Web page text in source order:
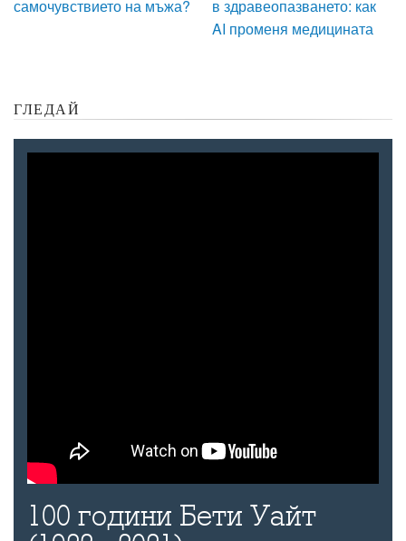
самочувствието на мъжа?
в здравеопазването: как
AI променя медицината
ГЛЕДАЙ
100 години Бети Уайт